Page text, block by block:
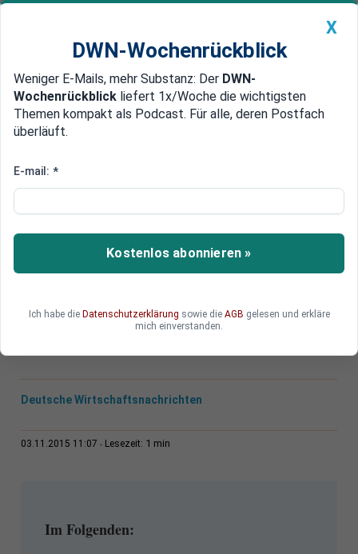
Newsticker MEIN DWN: Geldanlage Premium
Edelmetalle DWN-Magazin China
Südländer vorne
Crash-Gefahr: Banken in Europa
sitzen auf zu vielen faulen
Krediten
Europäische Banken haben notleidende Kredite
Bilanzen. Besonders betroffen sind Banken aus
Portugal, Griechenland, Italien und Zypern.
Deutsche Wirtschaftsnachrichten
03.11.2015 11:07 Lesezeit: 1 min
Im Folgenden:
X
DWN-Wochenrückblick
Weniger E-Mails, mehr Substanz: Der DWN-
Wochenrückblick liefert 1x/Woche die wichtigsten
Themen kompakt als Podcast. Für alle, deren Postfach
überläuft.
E-mail: *
Kostenlos abonnieren »
Ich habe die Datenschutzerklärung sowie die AGB gelesen und erkläre
mich einverstanden.